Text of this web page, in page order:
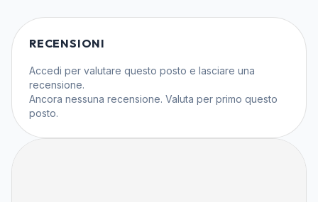
RECENSIONI
Accedi per valutare questo posto e lasciare una
recensione.
Ancora nessuna recensione. Valuta per primo questo
posto.